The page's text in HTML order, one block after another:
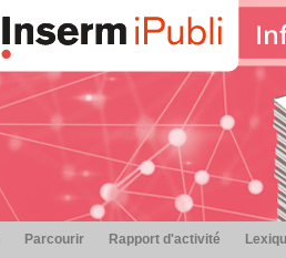
Parcourir Rapport d'activité